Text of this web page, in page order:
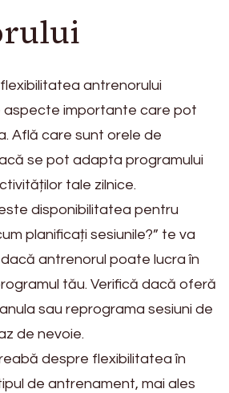
antrenorului
aspecte importante care pot
Află care sunt orele de
se pot adapta programului
tale zilnice.
disponibilitatea pentru
planificați sesiunile?” te va
antrenorul poate lucra în
tău. Verifică dacă oferă
sau reprograma sesiuni de
de nevoie.
despre flexibilitatea în
de antrenament, mai ales